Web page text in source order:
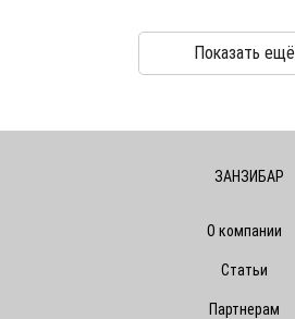
Показать ещё
ЗАНЗИБАР
О компании
Статьи
Партнерам